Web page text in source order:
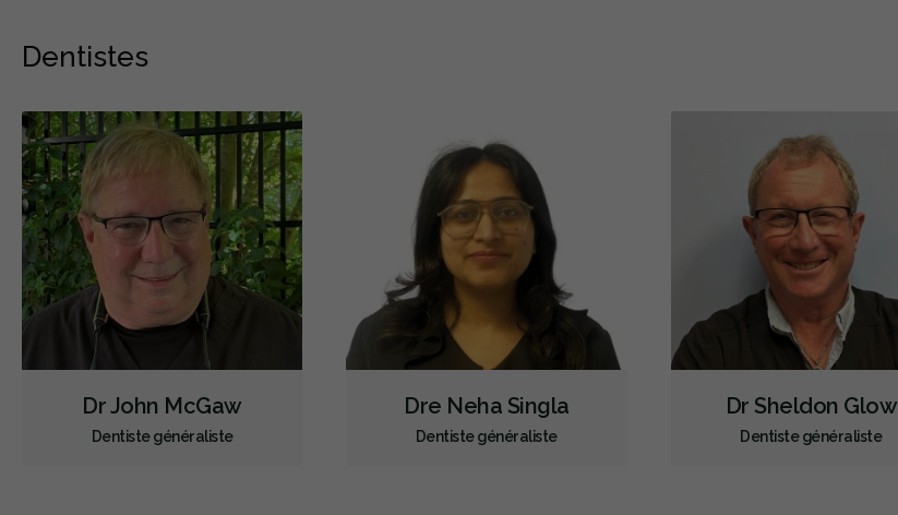
Nettoyages dentaires
Ponts
Couronnes
Obturations
Soins dentaires pour enfants
Services esthétiques
Diagnostique
Urgences
Endodontie
Orthodontie
Hygiène préventive et nettoyages
Réparateur
Facturation Directe
RCSD (Régime canadien de soins dentaires)
Moins
Dentistes
Dr John McGaw
Dentiste généraliste
Dre Neha Singla
Dentiste généraliste
Dr Sheldon Glow
Dentiste généraliste